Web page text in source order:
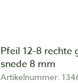
Pfeil 12-8 rechte
snede 8 mm
Artikelnummer: